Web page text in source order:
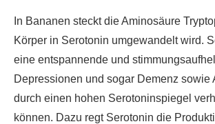
In Bananen steckt die Aminosäure
Körper in Serotonin umgewandelt wird.
eine entspannende und
Depressionen und sogar Demenz sowie
durch einen hohen Serotoninspiegel
können. Dazu regt Serotonin die